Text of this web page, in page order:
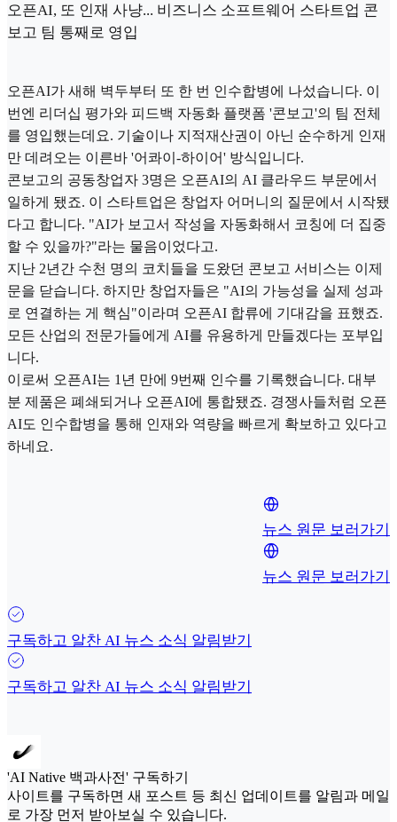
오픈AI, 또 인재 사냥... 비즈니스 소프트웨어 스타트업 콘
보고 팀 통째로 영입
오픈AI가 새해 벽두부터 또 한 번 인수합병에 나섰습니다. 이
번엔 리더십 평가와 피드백 자동화 플랫폼 '콘보고'의 팀 전체
를 영입했는데요. 기술이나 지적재산권이 아닌 순수하게 인재
만 데려오는 이른바 '어콰이-하이어' 방식입니다.
콘보고의 공동창업자 3명은 오픈AI의 AI 클라우드 부문에서
일하게 됐죠. 이 스타트업은 창업자 어머니의 질문에서 시작됐
다고 합니다. "AI가 보고서 작성을 자동화해서 코칭에 더 집중
할 수 있을까?"라는 물음이었다고.
지난 2년간 수천 명의 코치들을 도왔던 콘보고 서비스는 이제
문을 닫습니다. 하지만 창업자들은 "AI의 가능성을 실제 성과
로 연결하는 게 핵심"이라며 오픈AI 합류에 기대감을 표했죠.
모든 산업의 전문가들에게 AI를 유용하게 만들겠다는 포부입
니다.
이로써 오픈AI는 1년 만에 9번째 인수를 기록했습니다. 대부
분 제품은 폐쇄되거나 오픈AI에 통합됐죠. 경쟁사들처럼 오픈
AI도 인수합병을 통해 인재와 역량을 빠르게 확보하고 있다고
하네요.
뉴스 원문 보러가기
뉴스 원문 보러가기
구독하고 알찬 AI 뉴스 소식 알림받기
구독하고 알찬 AI 뉴스 소식 알림받기
'AI Native 백과사전' 구독하기
사이트를 구독하면 새 포스트 등 최신 업데이트를 알림과 메일
로 가장 먼저 받아보실 수 있습니다.